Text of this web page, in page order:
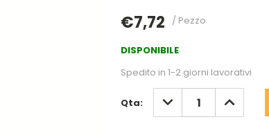
€7,72 / Pezzo
DISPONIBILE
Spedito in 1-2 giorni lavorativi
Qta: DIMINUISCI
QUANTITÀ:
AUMENTA
QUANTITÀ: